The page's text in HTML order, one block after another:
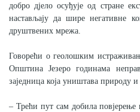
добро д‌јело осуђује од стране
настављају да шире негативне
друштвених мрежа.
Говорећи о геолошким
Општина Језеро годинама
заједница која уништава природу
– Трећи пут сам добила повјерење